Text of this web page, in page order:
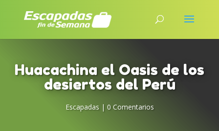
Huacachina el Oasis de los
desiertos del Perú
Escapadas | 0 Comentarios